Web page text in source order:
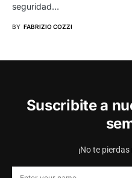
seguridad…
BY FABRIZIO COZZI
Suscribite a
¡No te